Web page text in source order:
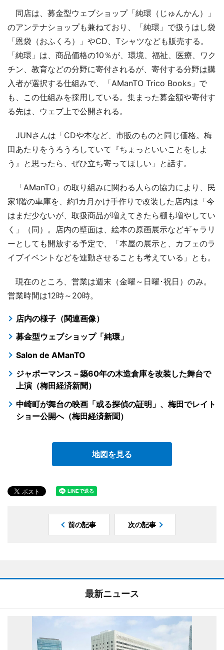
同店は、募金型ウェブショップ「純環（じゅんかん）」
のアンテナショップも兼ねており、「純環」で扱うはし袋
「恩袋（おふくろ）」やCD、Tシャツなども販売する。
「純環」は、商品価格の10％が、環境、福祉、医療、ワク
チン、教育などの分野に寄付されるが、寄付する分野は購
入者が選択する仕組みで、「AManTO Trico Books」で
も、この仕組みを採用している。集まった募金額や寄付す
る先は、ウェブ上で公開される。
JUNさんは「CDや本など、市販のものと同じ価格。梅
田あたりをうろうろしていて『ちょっといいことをしよ
う』と思ったら、ぜひ立ち寄ってほしい」と話す。
「AManTO」の取り組みに関わる人らの協力により、民
家1階の車庫を、約1カ月かけ手作りで改装した店内は「今
はまだ少ないが、取扱商品が増えてきたら棚も増やしてい
く」（同）。店内の壁面は、絵本の原画展示などギャラリ
ーとしても開放する予定で、「本屋の展示と、カフェのラ
イブイベントなどを連動させることも考えている」とも。
現在のところ、営業は週末（金曜～日曜･祝日）のみ。
営業時間は12時～20時。
店内の様子（関連画像）
募金型ウェブショップ「純環」
Salon de AManTO
ジャポーマンス－築60年の木造倉庫を改装した舞台で
上演（梅田経済新聞）
中崎町が舞台の映画「或る探偵の証明」、梅田でレイト
ショー公開へ（梅田経済新聞）
地図を見る
前の記事 次の記事
最新ニュース